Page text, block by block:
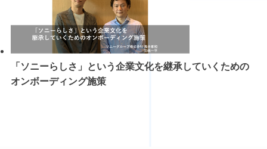
「ソニーらしさ」という企業文化を継承していくための
オンボーディング施策